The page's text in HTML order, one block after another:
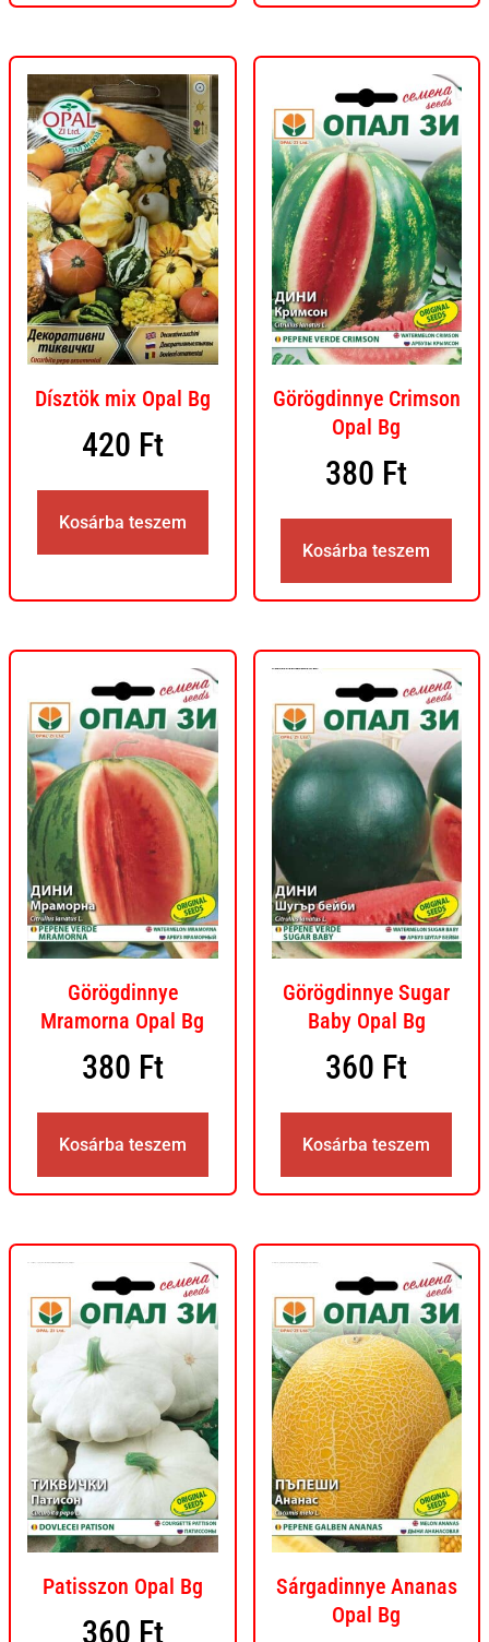
Dísztök mix Opal Bg
420 Ft
Kosárba teszem
Görögdinnye Crimson
Opal Bg
380 Ft
Kosárba teszem
Görögdinnye
Mramorna Opal Bg
380 Ft
Kosárba teszem
Görögdinnye Sugar
Baby Opal Bg
360 Ft
Kosárba teszem
Patisszon Opal Bg
360 Ft
Sárgadinnye Ananas
Opal Bg